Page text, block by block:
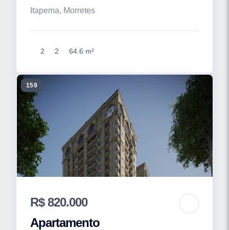
Itapema, Morretes
2 2 64.6 m²
159
R$ 820.000
Apartamento